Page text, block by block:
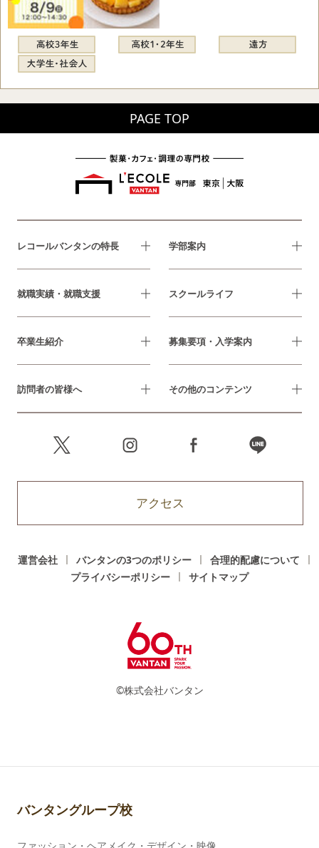
PAGE TOP
レコールバンタンの特長 学部案内
就職実績・就職支援 スクールライフ
卒業生紹介 募集要項・入学案内
訪問者の皆様へ その他のコンテンツ
アクセス
運営会社 バンタンの3つのポリシー
合理的配慮について
プライバシーポリシー
サイトマップ
©株式会社バンタン
バンタングループ校